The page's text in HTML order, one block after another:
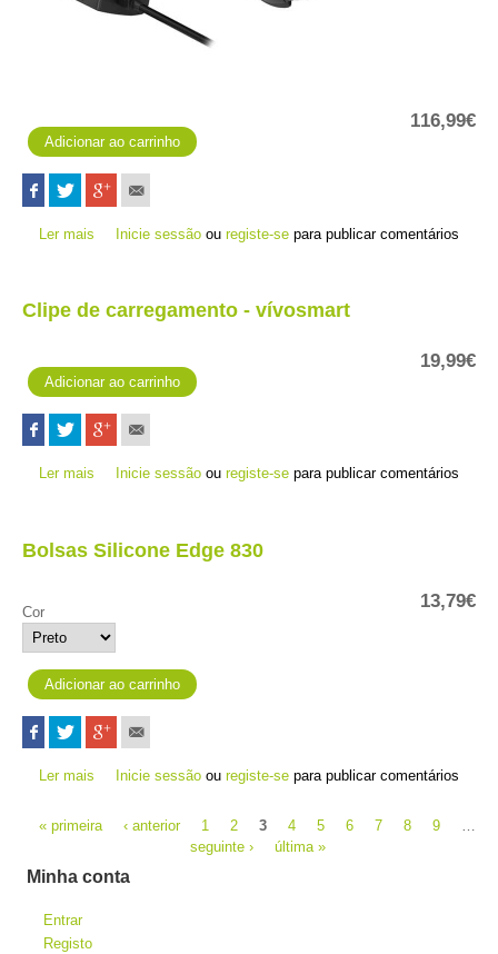
116,99€
Ler mais acerca de Suporte de ventosa com altifalante - serie Montana
Inicie sessão ouregiste-se para publicar comentários
Clipe de carregamento - vívosmart
19,99€
Ler mais acerca de Clipe de carregamento - vívosmart
Inicie sessão ouregiste-se para publicar comentários
Bolsas Silicone Edge 830
13,79€
Cor
Ler mais acerca de Bolsas Silicone Edge 830
Inicie sessão ouregiste-se para publicar comentários
Páginas
« primeira ‹ anterior 1 2 3 4 5 6 7 8 9
…
seguinte ›
última »
Minha conta
Entrar
Registo